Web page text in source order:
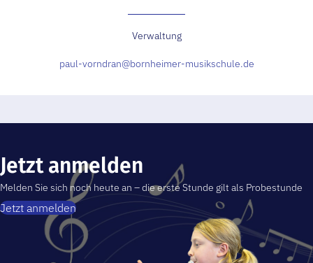
Verwaltung
paul-vorndran@bornheimer-musikschule.de
Jetzt anmelden
Melden Sie sich noch heute an – die erste Stunde gilt als Probestunde
Jetzt anmelden